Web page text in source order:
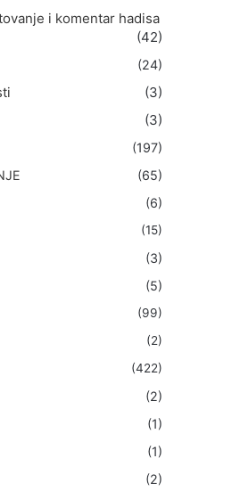
i komentar hadisa
(42)
(24)
(3)
(3)
(197)
(65)
(6)
(15)
(3)
(5)
(99)
(2)
(422)
(2)
(1)
(1)
(2)